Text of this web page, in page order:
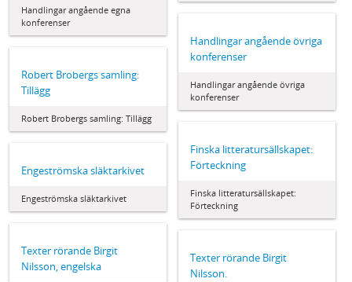
Handlingar angående egna
konferenser
Handlingar angående övriga
konferenser
Handlingar angående övriga
konferenser
Robert Brobergs samling:
Tillägg
Robert Brobergs samling: Tillägg
Finska litteratursällskapet:
Förteckning
Finska litteratursällskapet:
Förteckning
Engeströmska släktarkivet
Engeströmska släktarkivet
Texter rörande Birgit
Nilsson, engelska
Texter rörande Birgit
Nilsson.